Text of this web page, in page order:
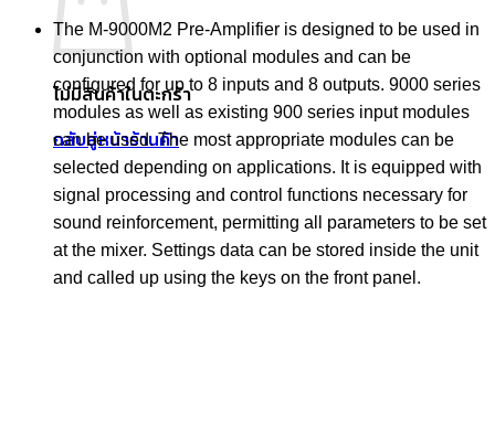
ไม่มีสินค้าในตะกร้า
กลับสู่หน้าร้านค้า
The M-9000M2 Pre-Amplifier is designed to be used in
conjunction with optional modules and can be
configured for up to 8 inputs and 8 outputs. 9000 series
modules as well as existing 900 series input modules
can be used. The most appropriate modules can be
selected depending on applications. It is equipped with
signal processing and control functions necessary for
sound reinforcement, permitting all parameters to be set
at the mixer. Settings data can be stored inside the unit
and called up using the keys on the front panel.